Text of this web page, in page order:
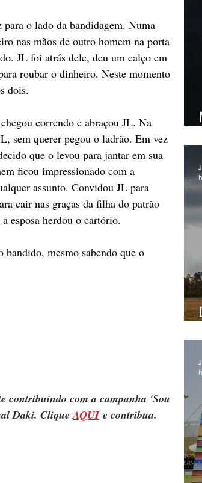
o lado da bandidagem. Numa
nas mãos de outro homem na porta
JL foi atrás dele, deu um calço em
roubar o dinheiro. Neste momento
dois.
correndo e abraçou JL. Na
sem querer pegou o ladrão. Em vez
que o levou para jantar em sua
ficou impressionado com a
assunto. Convidou JL para
cair nas graças da filha do patrão
esposa herdou o cartório.
bandido, mesmo sabendo que o
contribuindo com a campanha 'Sou
Daki. Clique AQUI e contribua.